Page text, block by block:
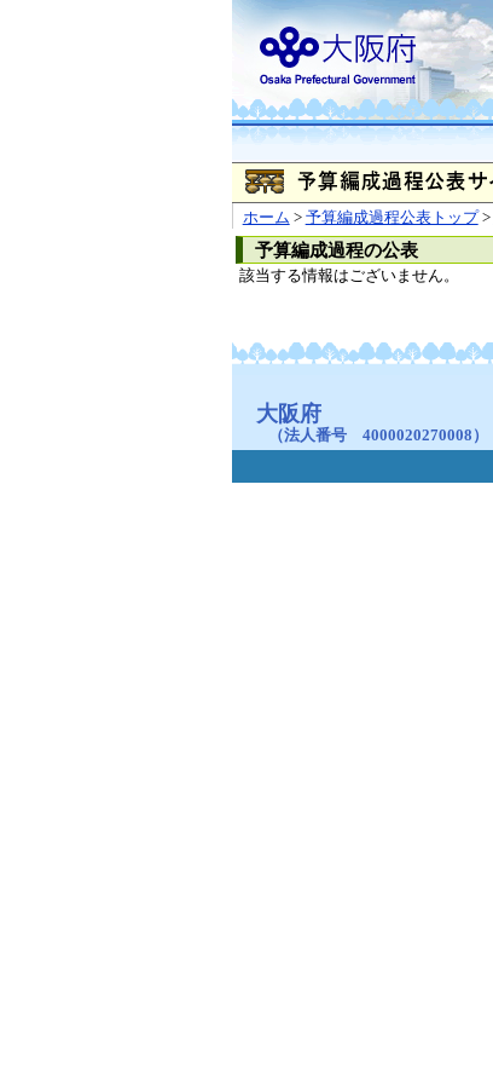
ホーム > 予算編成過程公表トップ>
予算編成過程の公表
該当する情報はございません。
大阪府
（法人番号 4000020270008）